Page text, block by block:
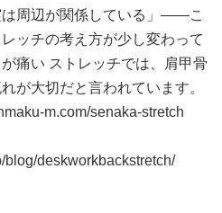
は周辺が関係している」——こ
ッチの考え方が少し変わって
痛い ストレッチでは、肩甲骨
が大切だと言われています。
m.com/senaka-stretch
blog/deskworkbackstretch/